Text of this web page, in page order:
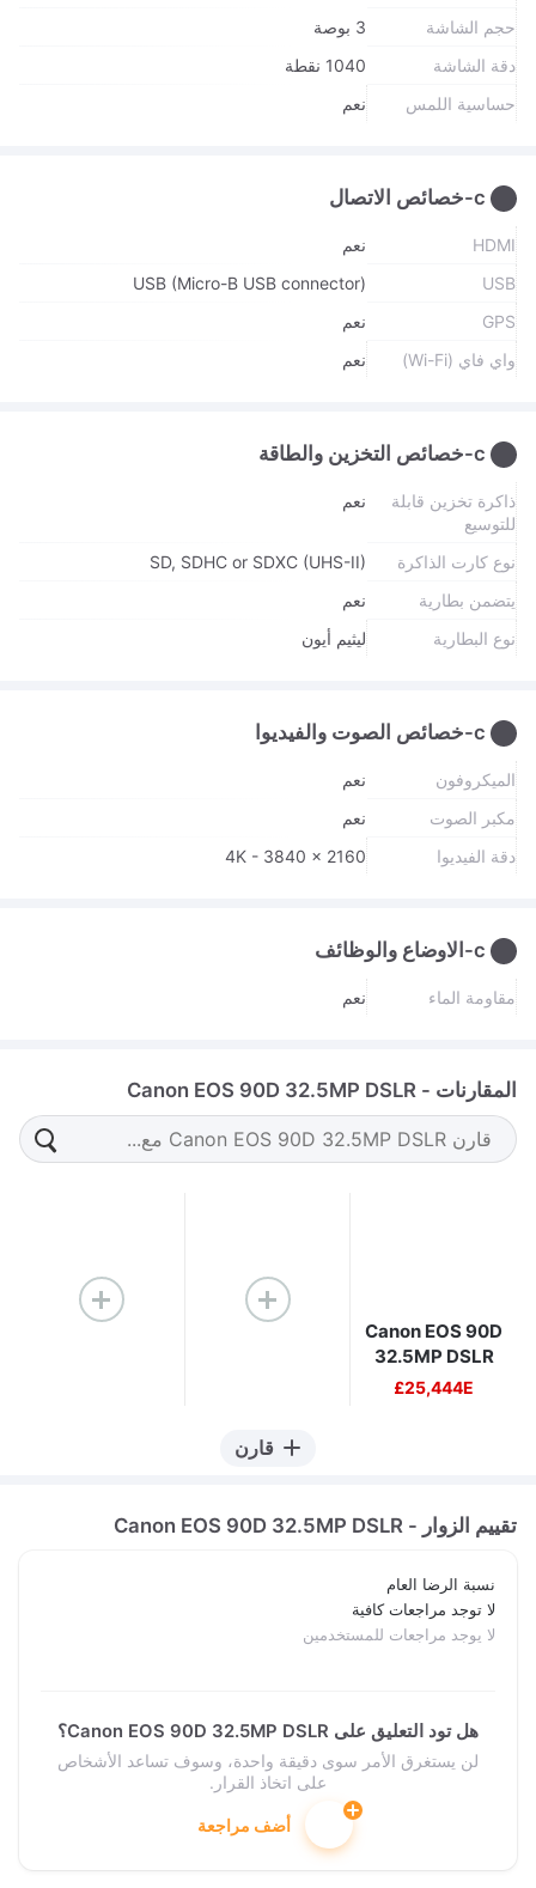
حجم الشاشة
3 بوصة
دقة الشاشة
1040 نقطة
حساسية اللمس
نعم
HDMI
نعم
USB
USB (Micro-B USB connector)
GPS
نعم
واي فاي (Wi-Fi)
نعم
ذاكرة تخزين قابلة
للتوسيع
نعم
نوع كارت الذاكرة
SD, SDHC or SDXC (UHS-II)
يتضمن بطارية
نعم
نوع البطارية
ليثيم أيون
الميكروفون
نعم
مكبر الصوت
نعم
دقة الفيديوا
4K - 3840 x 2160
مقاومة الماء نعم
المقارنات - Canon EOS 90D 32.5MP DSLR
Canon EOS 90D
32.5MP DSLR
25,444E£
قارن
تقييم الزوار - Canon EOS 90D 32.5MP DSLR
نسبة الرضا العام
لا توجد مراجعات كافية
لا يوجد مراجعات للمستخدمين
هل تود التعليق على Canon EOS 90D 32.5MP DSLR؟
لن يستغرق الأمر سوى دقيقة واحدة، وسوف تساعد الأشخاص
على اتخاذ القرار.
أضف مراجعة